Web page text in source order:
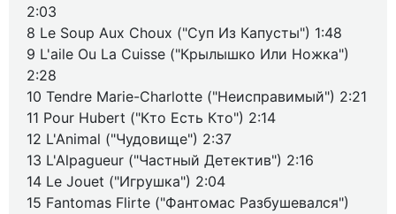
2:03
8 Le Soup Aux Choux ("Суп Из Капусты") 1:48
9 L'aile Ou La Cuisse ("Крылышко Или Ножка")
2:28
10 Tendre Marie-Charlotte ("Неисправимый") 2:21
11 Pour Hubert ("Кто Есть Кто") 2:14
12 L'Animal ("Чудовище") 2:37
13 L'Alpagueur ("Частный Детектив") 2:16
14 Le Jouet ("Игрушка") 2:04
15 Fantomas Flirte ("Фантомас Разбушевался")